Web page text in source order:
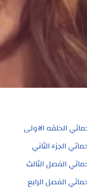
الحلقه الاولى
الجزء الثاني
الفصل الثالث
الفصل الرابع